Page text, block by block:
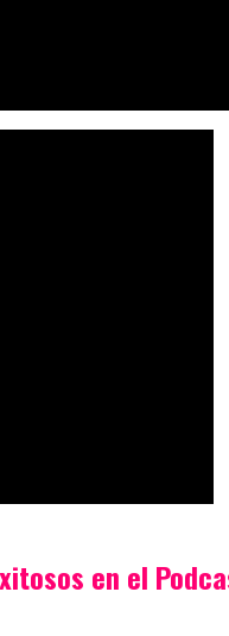
en el